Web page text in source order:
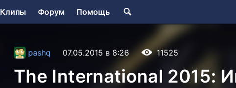
Клипы Форум Помощь
pashq 07.05.2015 в 8:26 11525
The International 2015: